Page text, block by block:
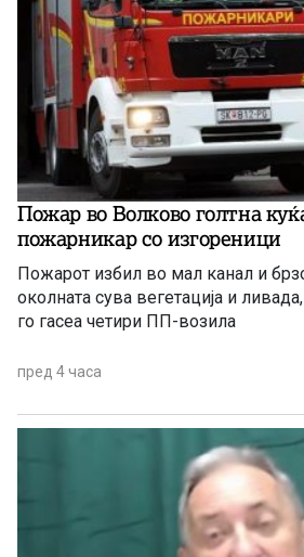
Пожар во Волково голтна
пожарникар со изгореници
Пожарот избил во мал канал и
околната сува вегетација и
го гасеа четири ПП-возила
пред 4 часа